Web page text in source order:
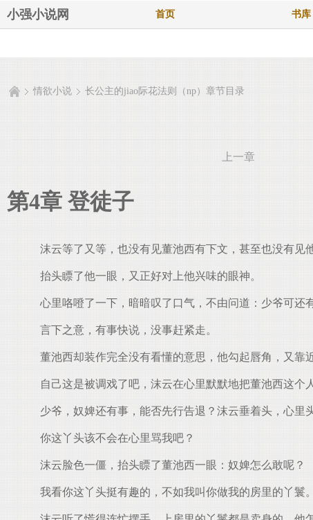
小强小说网 首页 书库
情欲小说 长公主的jiao际花法则（np）章节目录
上一章
第4章 登徒子
沫云等了又等，也没有见董池西有下文，甚至也没有见他
抬头瞟了他一眼，又正好对上他兴味的眼神。
心里咯噔了一下，暗暗叹了口气，不由问道：少爷可还
言下之意，有事快说，没事赶紧走。
董池西却装作完全没有看懂的意思，他勾起唇角，又靠
自己这是被调戏了吧，沫云在心里默默地把董池西这个
少爷，奴婢还有事，能否先行告退？沫云垂着头，心里
你这丫头该不会在心里骂我吧？
沫云脸色一僵，抬头瞟了董池西一眼：奴婢怎么敢呢？
我看你这丫头挺有趣的，不如我叫你做我的房里的丫鬟。